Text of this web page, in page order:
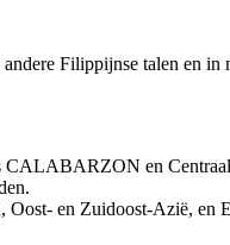
Filippijnse talen en in
CALABARZON en
en Zuidoost-Azië, en